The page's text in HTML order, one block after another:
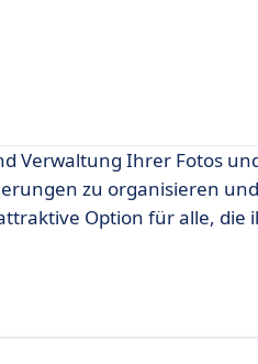
Verwaltung Ihrer Fotos
zu organisieren
Option für alle, die